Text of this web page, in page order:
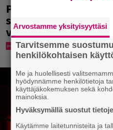
Pohjois-Korea
selviämään helteistä
viilentävää koiraa
Arvostamme yksityisyyttäsi
Tarvitsemme
henkilökohtaisen
Me ja huolellisesti
hyödynnämme henkilötietoja
käyttäjäkokemuksen sekä
mainoksia.
Hyväksymällä suostut
Käytämme laitetunnisteita ja